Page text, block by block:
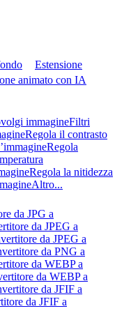
Estensione
animato con IA
immagineFiltri
Regola il contrasto
Regola
Regola la nitidezza
Altro...
da JPG a
da JPEG a
da JPEG a
da PNG a
da WEBP a
da WEBP a
da JFIF a
da JFIF a